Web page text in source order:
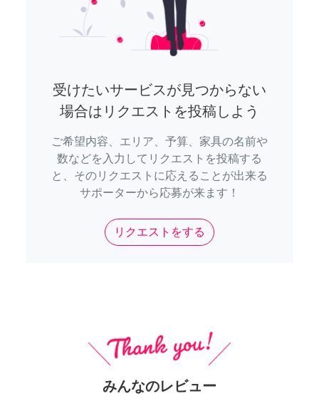
受けたいサービスが見つからない
場合はリクエストを投稿しよう
ご希望内容、エリア、予算、家具の名前や
数などを入力してリクエストを投稿する
と、そのリクエストに応えることが出来る
サポーターから応募が来ます！
リクエストをする
みんなのレビュー